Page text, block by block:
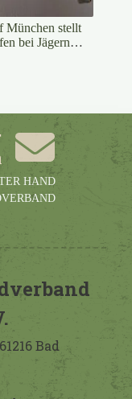
München stellt
bei Jägern
HAND
Bad